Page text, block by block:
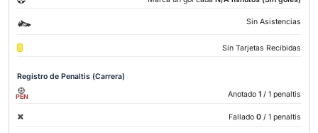
Sin Asistencias
Sin Tarjetas Recibidas
Registro de Penaltis (Carrera)
PEN Anotado 1 / 1 penaltis
Fallado 0 / 1 penaltis